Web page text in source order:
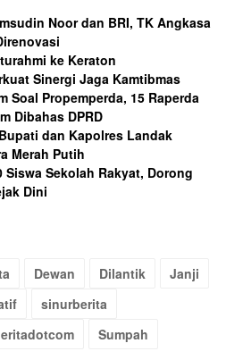
Noor dan BRI, TK Angkasa
ke Keraton
Sinergi Jaga Kamtibmas
Soal Propemperda, 15 Raperda
Dibahas DPRD
dan Kapolres Landak
Merah Putih
Siswa Sekolah Rakyat, Dorong
Dini
Dewan Dilantik
Janji
sinurberita
Sumpah